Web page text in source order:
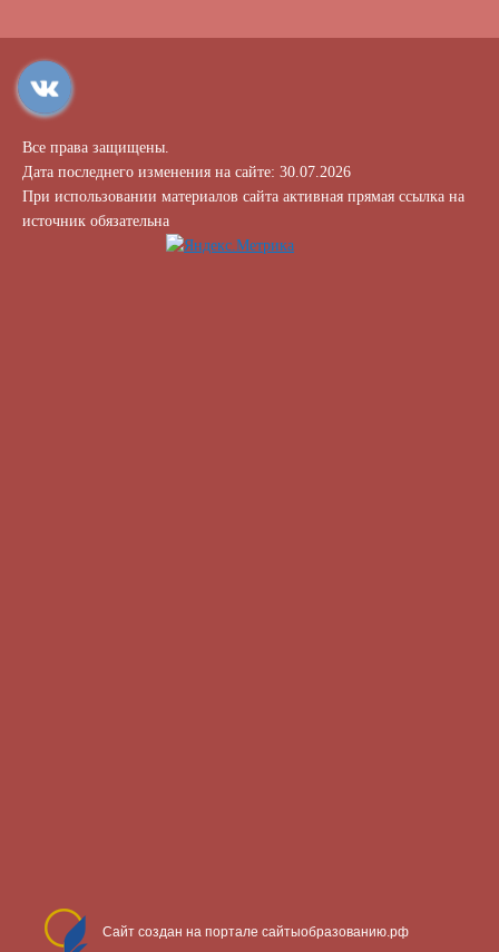
Все права защищены.
Дата последнего изменения на сайте: 30.07.2026
При использовании материалов сайта активная прямая ссылка на
источник обязательна
Сайт создан на портале сайтыобразованию.рф